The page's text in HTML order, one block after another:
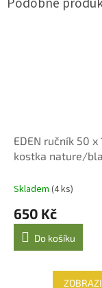
EDEN ručník 50 x
kostka nature/
Skladem (4 ks)
650 Kč
Do košíku